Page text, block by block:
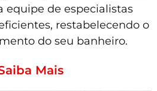
equipe de especialistas
restabelecendo o
do seu banheiro.
Mais